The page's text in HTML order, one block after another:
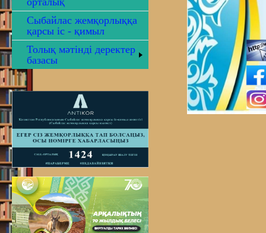
Сыбайлас жемқорлыққа
қарсы іс - қимыл
Толық мәтінді деректер
базасы